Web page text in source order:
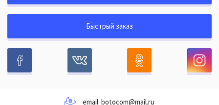
Быстрый заказ
email: botocom@mail.ru